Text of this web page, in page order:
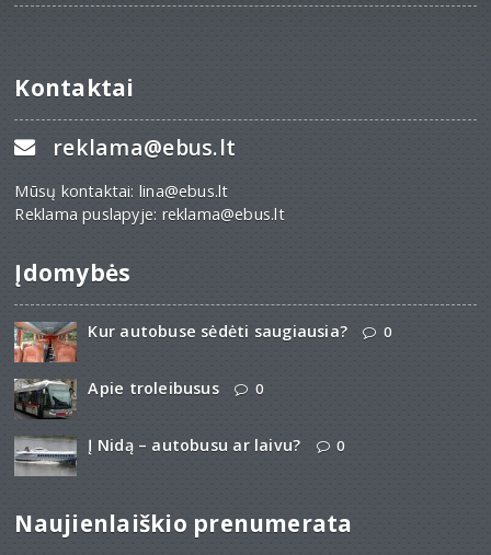
Kontaktai
reklama@ebus.lt
Mūsų kontaktai: lina@ebus.lt
Reklama puslapyje: reklama@ebus.lt
Įdomybės
Kur autobuse sėdėti saugiausia? 0
Apie troleibusus 0
Į Nidą – autobusu ar laivu? 0
Naujienlaiškio prenumerata